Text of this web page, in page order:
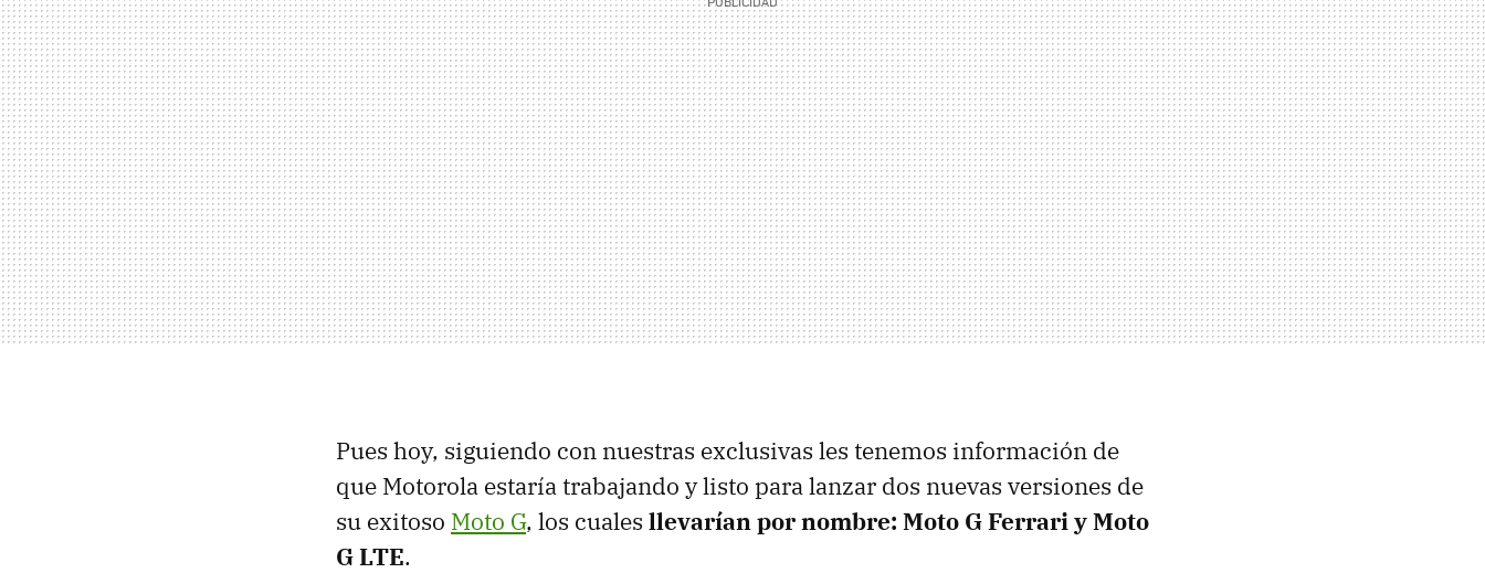
Pues hoy, siguiendo con nuestras exclusivas les tenemos información de
que Motorola estaría trabajando y listo para lanzar dos nuevas versiones de
su exitoso Moto G, los cuales llevarían por nombre: Moto G Ferrari y Moto
G LTE.